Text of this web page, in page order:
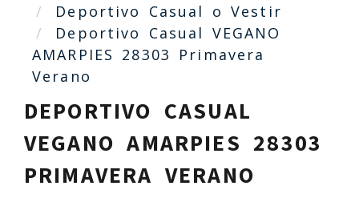
Deportivo Casual o Vestir
Deportivo Casual VEGANO
AMARPIES 28303 Primavera
Verano
DEPORTIVO CASUAL
VEGANO AMARPIES 28303
PRIMAVERA VERANO